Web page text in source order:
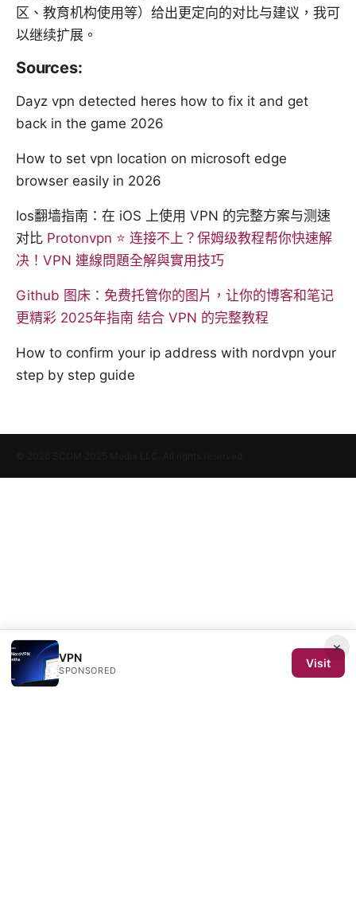
区、教育机构使用等）给出更定向的对比与建议，我可
以继续扩展。
Sources:
Dayz vpn detected heres how to fix it and get
back in the game 2026
How to set vpn location on microsoft edge
browser easily in 2026
Ios翻墙指南：在 iOS 上使用 VPN 的完整方案与测速
对比 Protonvpn ⭐ 连接不上？保姆级教程帮你快速解
决！VPN 連線問題全解與實用技巧
Github 图床：免费托管你的图片，让你的博客和笔记
更精彩 2025年指南 结合 VPN 的完整教程
How to confirm your ip address with nordvpn your
step by step guide
×
VPN
SPONSORED
Visit